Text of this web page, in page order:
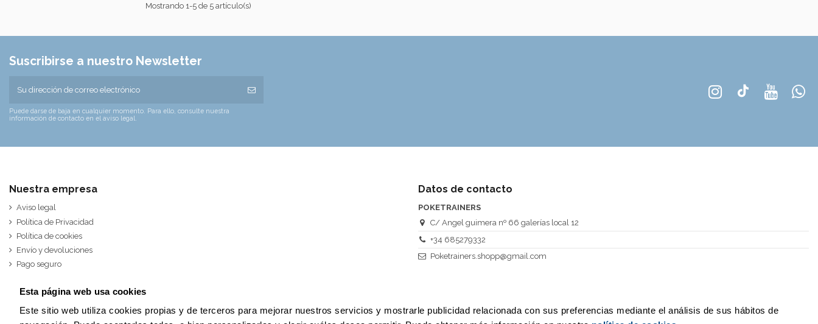
Mostrando 1-5 de 5 artículo(s)
Suscribirse a nuestro Newsletter
Puede darse de baja en cualquier momento. Para ello, consulte nuestra
información de contacto en el aviso legal.
Nuestra empresa
Aviso legal
Política de Privacidad
Política de cookies
Envío y devoluciones
Pago seguro
Contacte con nosotros
Datos de contacto
POKETRAINERS
C/ Angel guimera nº 66 galerías local 12
+34 685279332
Poketrainers.shopp@gmail.com
Esta página web usa cookies
Este sitio web utiliza cookies propias y de terceros para mejorar nuestros servicios y mostrarle publicidad relacionada con sus preferencias mediante el análisis de sus hábitos de